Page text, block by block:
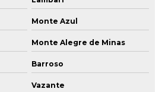
Monte Azul
Monte Alegre de Minas
Barroso
Vazante